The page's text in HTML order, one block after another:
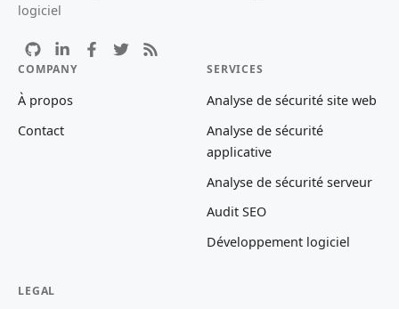
logiciel
COMPANY
À propos
Contact
SERVICES
Analyse de sécurité site web
Analyse de sécurité
applicative
Analyse de sécurité serveur
Audit SEO
Développement logiciel
LEGAL